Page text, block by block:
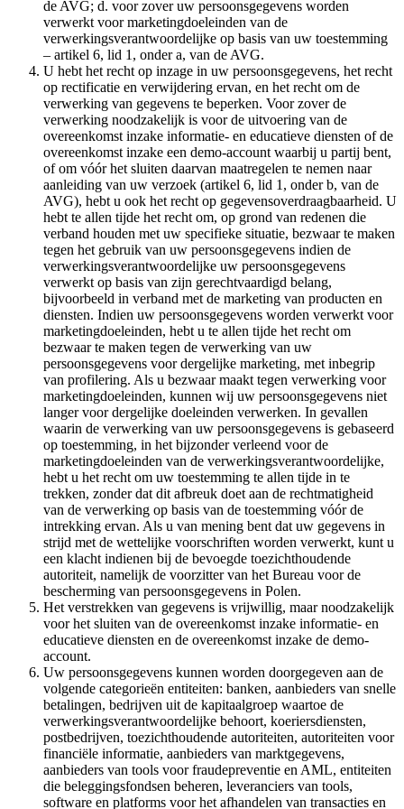
de AVG; d. voor zover uw persoonsgegevens worden
verwerkt voor marketingdoeleinden van de
verwerkingsverantwoordelijke op basis van uw toestemming
– artikel 6, lid 1, onder a, van de AVG.
U hebt het recht op inzage in uw persoonsgegevens, het recht
op rectificatie en verwijdering ervan, en het recht om de
verwerking van gegevens te beperken. Voor zover de
verwerking noodzakelijk is voor de uitvoering van de
overeenkomst inzake informatie- en educatieve diensten of de
overeenkomst inzake een demo-account waarbij u partij bent,
of om vóór het sluiten daarvan maatregelen te nemen naar
aanleiding van uw verzoek (artikel 6, lid 1, onder b, van de
AVG), hebt u ook het recht op gegevensoverdraagbaarheid. U
hebt te allen tijde het recht om, op grond van redenen die
verband houden met uw specifieke situatie, bezwaar te maken
tegen het gebruik van uw persoonsgegevens indien de
verwerkingsverantwoordelijke uw persoonsgegevens
verwerkt op basis van zijn gerechtvaardigd belang,
bijvoorbeeld in verband met de marketing van producten en
diensten. Indien uw persoonsgegevens worden verwerkt voor
marketingdoeleinden, hebt u te allen tijde het recht om
bezwaar te maken tegen de verwerking van uw
persoonsgegevens voor dergelijke marketing, met inbegrip
van profilering. Als u bezwaar maakt tegen verwerking voor
marketingdoeleinden, kunnen wij uw persoonsgegevens niet
langer voor dergelijke doeleinden verwerken. In gevallen
waarin de verwerking van uw persoonsgegevens is gebaseerd
op toestemming, in het bijzonder verleend voor de
marketingdoeleinden van de verwerkingsverantwoordelijke,
hebt u het recht om uw toestemming te allen tijde in te
trekken, zonder dat dit afbreuk doet aan de rechtmatigheid
van de verwerking op basis van de toestemming vóór de
intrekking ervan. Als u van mening bent dat uw gegevens in
strijd met de wettelijke voorschriften worden verwerkt, kunt u
een klacht indienen bij de bevoegde toezichthoudende
autoriteit, namelijk de voorzitter van het Bureau voor de
bescherming van persoonsgegevens in Polen.
Het verstrekken van gegevens is vrijwillig, maar noodzakelijk
voor het sluiten van de overeenkomst inzake informatie- en
educatieve diensten en de overeenkomst inzake de demo-
account.
Uw persoonsgegevens kunnen worden doorgegeven aan de
volgende categorieën entiteiten: banken, aanbieders van snelle
betalingen, bedrijven uit de kapitaalgroep waartoe de
verwerkingsverantwoordelijke behoort, koeriersdiensten,
postbedrijven, toezichthoudende autoriteiten, autoriteiten voor
financiële informatie, aanbieders van marktgegevens,
aanbieders van tools voor fraudepreventie en AML, entiteiten
die beleggingsfondsen beheren, leveranciers van tools,
software en platforms voor het afhandelen van transacties en